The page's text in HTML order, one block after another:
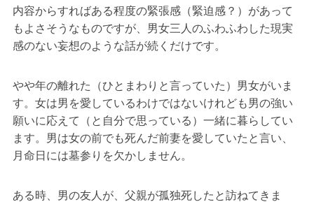
内容からすればある程度の緊張感（緊迫感？）があって
もよさそうなものですが、男女三人のふわふわした現実
感のない妄想のような話が続くだけです。
やや年の離れた（ひとまわりと言っていた）男女がいま
す。女は男を愛しているわけではないけれども男の強い
願いに応えて（と自分で思っている）一緒に暮らしてい
ます。男は女の前でも死んだ前妻を愛していたと言い、
月命日には墓参りを欠かしません。
ある時、男の友人が、父親が孤独死したと訪ねてきま